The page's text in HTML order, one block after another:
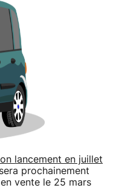
lancement en juillet
prochainement
vente le 25 mars